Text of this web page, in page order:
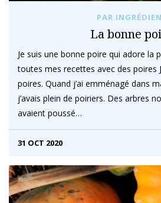
PAR
La bonne
Je suis une bonne poire qui adore la
toutes mes recettes avec des poires
poires. Quand j’ai emménagé dans
j’avais plein de poiriers. Des arbres
avaient poussé…
31 OCT 2020